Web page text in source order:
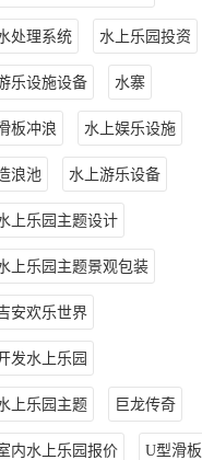
处理系统 水上乐园投资
乐设施设备 水寨
板冲浪 水上娱乐设施
浪池 水上游乐设备
上乐园主题设计
上乐园主题景观包装
安欢乐世界
发水上乐园
上乐园主题 巨龙传奇
内水上乐园报价 U型滑板